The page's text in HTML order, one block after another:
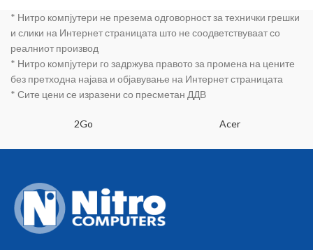
* Нитро компјутери не презема одговорност за технички грешки
и слики на Интернет страницата што не соодветствуваат со
реалниот производ
* Нитро компјутери го задржува правото за промена на цените
без претходна најава и објавување на Интернет страницата
* Сите цени се изразени со пресметан ДДВ
2Go Acer